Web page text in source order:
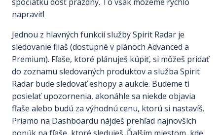
napraviť!
Jednou z hlavných funkcií služby Spirit Radar je
sledovanie fliaš (dostupné v plánoch Advanced a
Premium). Fľaše, ktoré plánuješ kúpiť, si môžeš pridať
do zoznamu sledovaných produktov a služba Spirit
Radar bude sledovať eshopy a aukcie. Budeme ti
posielať upozornenia, akonáhle sa niekde objavia
fľaše alebo budú za výhodnú cenu, ktorú si nastavíš.
Priamo na Dashboardu nájdeš prehľad najnovších